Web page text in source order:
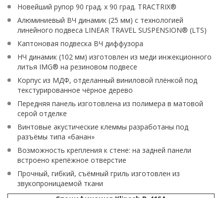
Новейший рупор 90 град. x 90 град. TRACTRIX®
Алюминиевый ВЧ динамик (25 мм) с технологией
линейного подвеса LINEAR TRAVEL SUSPENSION® (LTS)
Каптоновая подвеска ВЧ диффузора
НЧ динамик (102 мм) изготовлен из меди инжекционного
литья IMG® на резиновом подвесе
Корпус из МДФ, отделанный виниловой плёнкой под
текстурированное чёрное дерево
Передняя панель изготовлена из полимера в матовой
серой отделке
Винтовые акустические клеммы разработаны под
разъёмы типа «банан»
Возможность крепления к стене: на задней панели
встроено крепёжное отверстие
Прочный, гибкий, съёмный гриль изготовлен из
звукопроницаемой ткани